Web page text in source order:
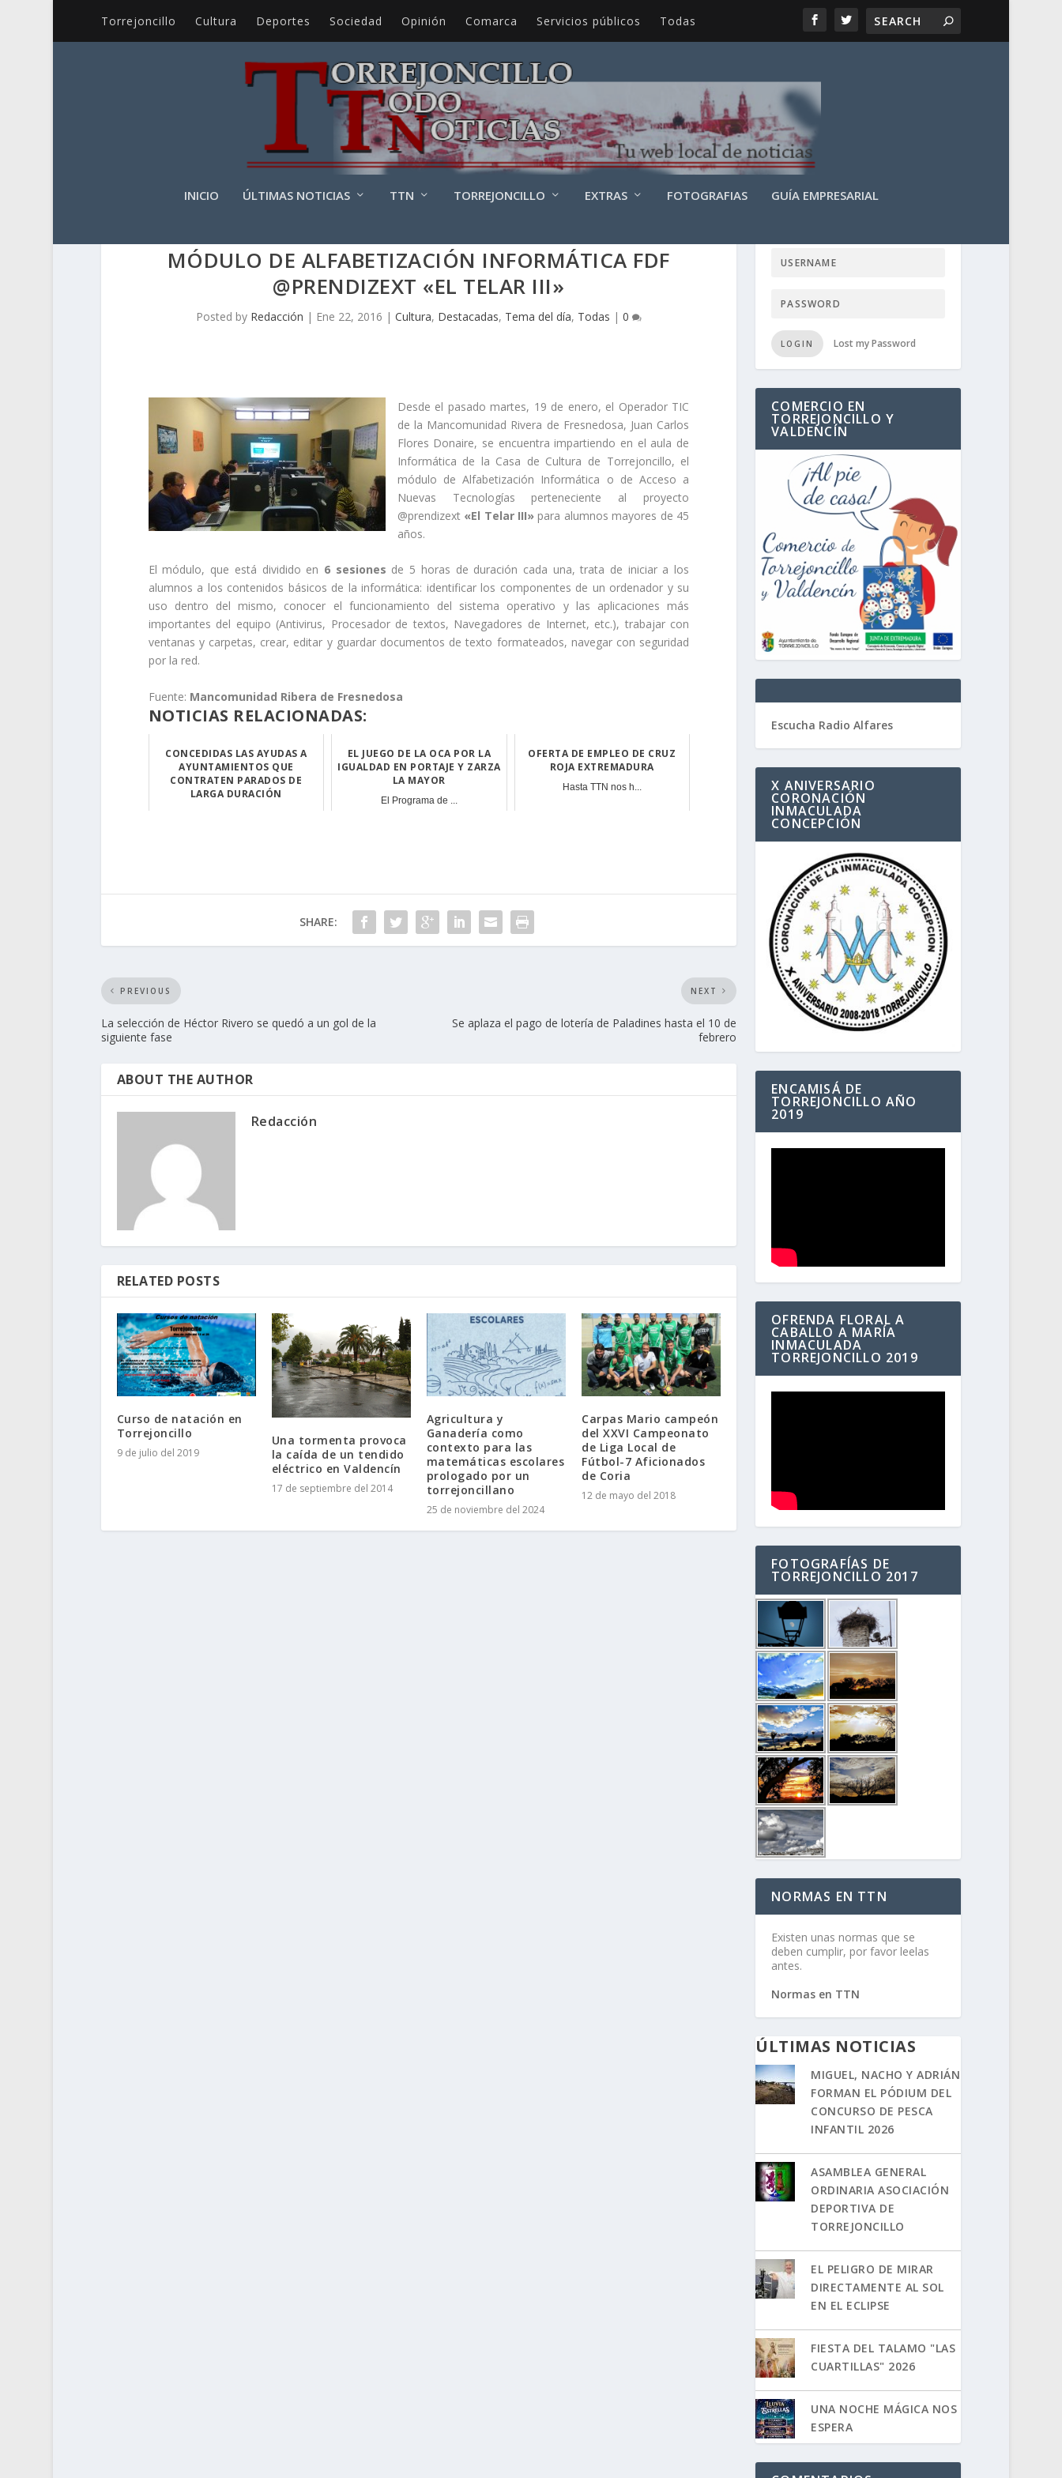
Torrejoncillo Cultura Deportes Sociedad Opinión Comarca Servicios públicos Todas
INICIO ÚLTIMAS NOTICIAS TTN TORREJONCILLO EXTRAS FOTOGRAFIAS GUÍA EMPRESARIAL
MÓDULO DE ALFABETIZACIÓN INFORMÁTICA FDF
@PRENDIZEXT «EL TELAR III»
Posted by Redacción | Ene 22, 2016 | Cultura, Destacadas, Tema del día, Todas | 0
Desde el pasado martes, 19 de enero, el Operador TIC
de la Mancomunidad Rivera de Fresnedosa, Juan Carlos
Flores Donaire, se encuentra impartiendo en el aula de
Informática de la Casa de Cultura de Torrejoncillo, el
módulo de Alfabetización Informática o de Acceso a
Nuevas Tecnologías perteneciente al proyecto
@prendizext «El Telar III» para alumnos mayores de 45
años.
El módulo, que está dividido en 6 sesiones de 5 horas de duración cada una, trata de iniciar a los
alumnos a los contenidos básicos de la informática: identificar los componentes de un ordenador y su
uso dentro del mismo, conocer el funcionamiento del sistema operativo y las aplicaciones más
importantes del equipo (Antivirus, Procesador de textos, Navegadores de Internet, etc.), trabajar con
ventanas y carpetas, crear, editar y guardar documentos de texto formateados, navegar con seguridad
por la red.
Fuente: Mancomunidad Ribera de Fresnedosa
NOTICIAS RELACIONADAS:
CONCEDIDAS LAS AYUDAS A
AYUNTAMIENTOS QUE
CONTRATEN PARADOS DE
LARGA DURACIÓN
EL JUEGO DE LA OCA POR LA
IGUALDAD EN PORTAJE Y ZARZA
LA MAYOR
El Programa de ...
OFERTA DE EMPLEO DE CRUZ
ROJA EXTREMADURA
Hasta TTN nos h...
SHARE:
PREVIOUS
La selección de Héctor Rivero se quedó a un gol de la
siguiente fase
NEXT
Se aplaza el pago de lotería de Paladines hasta el 10 de
febrero
ABOUT THE AUTHOR
Redacción
RELATED POSTS
Curso de natación en
Torrejoncillo
9 de julio del 2019
Una tormenta provoca
la caída de un tendido
eléctrico en Valdencín
17 de septiembre del 2014
Agricultura y
Ganadería como
contexto para las
matemáticas escolares
prologado por un
torrejoncillano
25 de noviembre del 2024
Carpas Mario campeón
del XXVI Campeonato
de Liga Local de
Fútbol-7 Aficionados
de Coria
12 de mayo del 2018
LOGIN Lost my Password
COMERCIO EN
TORREJONCILLO Y
VALDENCÍN
Escucha Radio Alfares
X ANIVERSARIO
CORONACIÓN
INMACULADA
CONCEPCIÓN
ENCAMISÁ DE
TORREJONCILLO AÑO
2019
OFRENDA FLORAL A
CABALLO A MARÍA
INMACULADA
TORREJONCILLO 2019
FOTOGRAFÍAS DE
TORREJONCILLO 2017
NORMAS EN TTN
Existen unas normas que se
deben cumplir, por favor leelas
antes.
Normas en TTN
ÚLTIMAS NOTICIAS
MIGUEL, NACHO Y ADRIÁN
FORMAN EL PÓDIUM DEL
CONCURSO DE PESCA
INFANTIL 2026
ASAMBLEA GENERAL
ORDINARIA ASOCIACIÓN
DEPORTIVA DE
TORREJONCILLO
EL PELIGRO DE MIRAR
DIRECTAMENTE AL SOL
EN EL ECLIPSE
FIESTA DEL TALAMO "LAS
CUARTILLAS" 2026
UNA NOCHE MÁGICA NOS
ESPERA